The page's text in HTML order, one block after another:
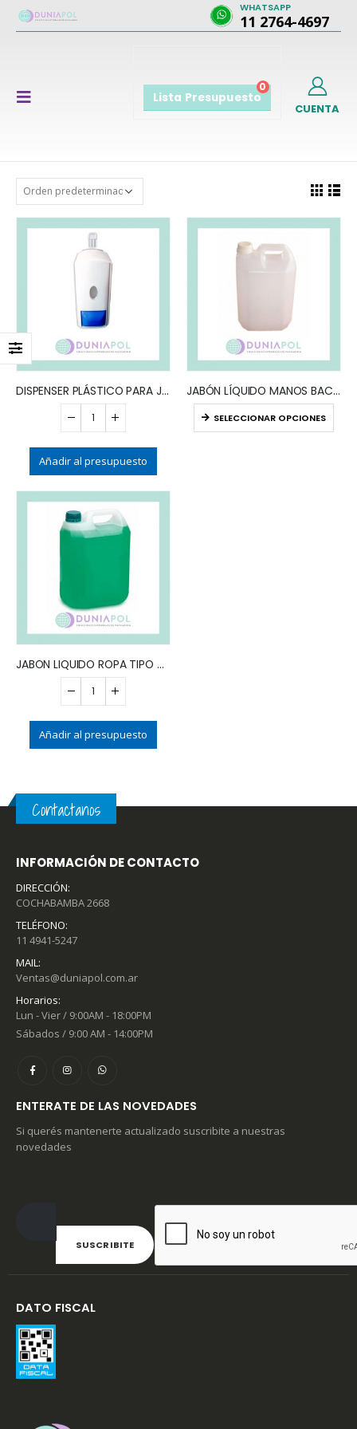
WHATSAPP
11 2764-4697
0
Lista Presupuesto
CUENTA
DISPENSER PLÁSTICO PARA JABÓN
Añadir al presupuesto
JABÓN LÍQUIDO MANOS BACTERICIDA
SELECCIONAR OPCIONES
JABON LIQUIDO ROPA TIPO ARIEL x 5 LTS
Añadir al presupuesto
Contactanos
INFORMACIÓN DE CONTACTO
DIRECCIÓN:
COCHABAMBA 2668
TELÉFONO:
11 4941-5247
MAIL:
Ventas@duniapol.com.ar
Horarios:
Lun - Vier / 9:00AM - 18:00PM
Sábados / 9:00 AM - 14:00PM
ENTERATE DE LAS NOVEDADES
Si querés mantenerte actualizado suscribite a nuestras
novedades
DATO FISCAL